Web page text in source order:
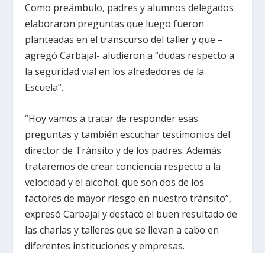
Como preámbulo, padres y alumnos delegados
elaboraron preguntas que luego fueron
planteadas en el transcurso del taller y que –
agregó Carbajal- aludieron a “dudas respecto a
la seguridad vial en los alrededores de la
Escuela”.
“Hoy vamos a tratar de responder esas
preguntas y también escuchar testimonios del
director de Tránsito y de los padres. Además
trataremos de crear conciencia respecto a la
velocidad y el alcohol, que son dos de los
factores de mayor riesgo en nuestro tránsito”,
expresó Carbajal y destacó el buen resultado de
las charlas y talleres que se llevan a cabo en
diferentes instituciones y empresas.